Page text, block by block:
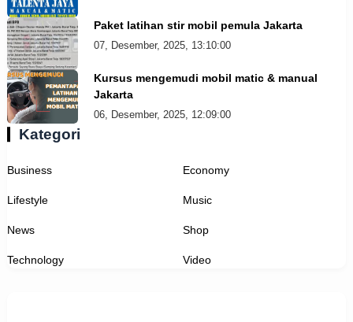
Paket latihan stir mobil pemula Jakarta
07, Desember, 2025, 13:10:00
Kursus mengemudi mobil matic & manual
Jakarta
06, Desember, 2025, 12:09:00
Kategori
Business Economy
Lifestyle Music
News Shop
Technology Video